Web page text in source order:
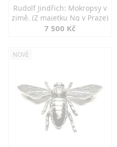
Rudolf Jindřich: Mokropsy v
zimě. (Z majetku Ng v Praze)
7 500 Kč
NOVÉ